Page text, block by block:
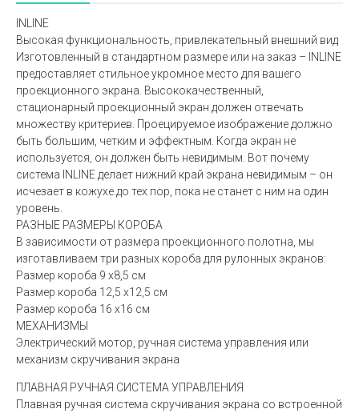
INLINE
Высокая функциональность, привлекательный внешний вид
Изготовленный в стандартном размере или на заказ – INLINE
предоставляет стильное укромное место для вашего
проекционного экрана. Высококачественный,
стационарный проекционный экран должен отвечать
множеству критериев. Проецируемое изображение должно
быть большим, четким и эффектным. Когда экран не
используется, он должен быть невидимым. Вот почему
система INLINE делает нижний край экрана невидимым – он
исчезает в кожухе до тех пор, пока не станет с ним на один
уровень.
РАЗНЫЕ РАЗМЕРЫ КОРОБА
В зависимости от размера проекционного полотна, мы
изготавливаем три разных короба для рулонных экранов:
Размер короба 9 x8,5 см
Размер короба 12,5 x12,5 см
Размер короба 16 x16 см
МЕХАНИЗМЫ
Электрический мотор, ручная система управления или
механизм скручивания экрана
ПЛАВНАЯ РУЧНАЯ СИСТЕМА УПРАВЛЕНИЯ
Плавная ручная система скручивания экрана со встроенной